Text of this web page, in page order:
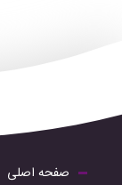
صفحه اصلی